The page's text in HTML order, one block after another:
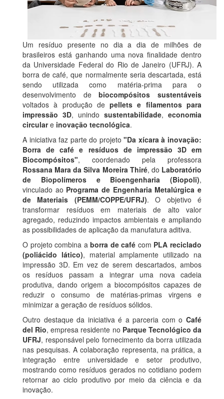
Um resíduo presente no dia a dia de milhões de
brasileiros está ganhando uma nova finalidade dentro
da Universidade Federal do Rio de Janeiro (UFRJ). A
borra de café, que normalmente seria descartada, está
sendo utilizada como matéria-prima para o
desenvolvimento debiocompósitos sustentáveis
voltados à produção depellets e filamentos para
impressão 3D, unindo sustentabilidade, economia
circulare inovação tecnológica.
A iniciativa faz parte do projeto"Da xícara à inovação:
Borra de café e resíduos de impressão 3D em
Biocompósitos", coordenado pela professora
Rossana Mara da Silva Moreira Thiré, do Laboratório
de Biopolímeros e Bioengenharia (Biopoli),
vinculado ao Programa de Engenharia Metalúrgica e
de Materiais (PEMM/COPPE/UFRJ). O objetivo é
transformar resíduos em materiais de alto valor
agregado, reduzindo impactos ambientais e ampliando
as possibilidades de aplicação da manufatura aditiva.
O projeto combina aborra de café com PLA reciclado
(poliácido lático), material amplamente utilizado na
impressão 3D. Em vez de serem descartados, ambos
os resíduos passam a integrar uma nova cadeia
produtiva, dando origem a biocompósitos capazes de
reduzir o consumo de matérias-primas virgens e
minimizar a geração de resíduos sólidos.
Outro destaque da iniciativa é a parceria com o Café
del Rio, empresa residente no Parque Tecnológico da
UFRJ, responsável pelo fornecimento da borra utilizada
nas pesquisas. A colaboração representa, na prática, a
integração entre universidade e setor produtivo,
mostrando como resíduos gerados no cotidiano podem
retornar ao ciclo produtivo por meio da ciência e da
inovação.